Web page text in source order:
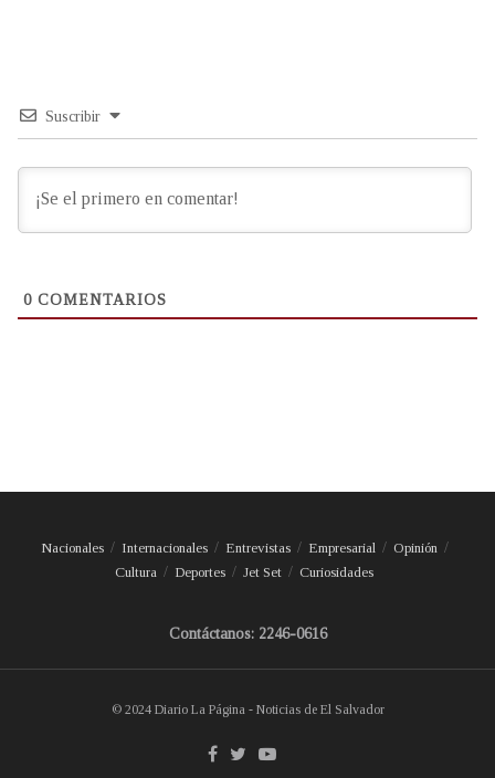
Suscribir
0 COMENTARIOS
Nacionales Internacionales Entrevistas Empresarial
Opinión
Cultura
Deportes Jet Set Curiosidades
Contáctanos: 2246-0616
© 2024 Diario La Página - Noticias de El Salvador